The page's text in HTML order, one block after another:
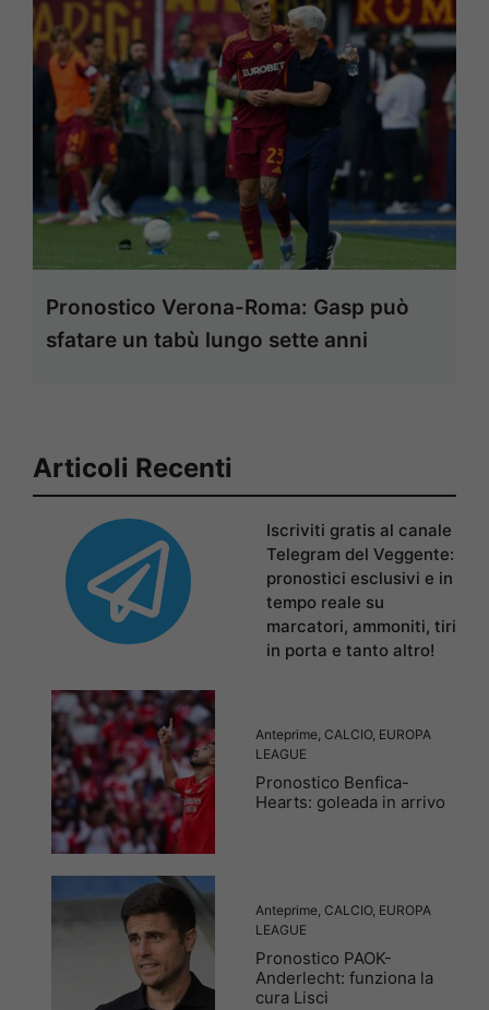
Pronostico Verona-Roma: Gasp può
sfatare un tabù lungo sette anni
Articoli Recenti
Iscriviti gratis al canale
Telegram del Veggente:
pronostici esclusivi e in
tempo reale su
marcatori, ammoniti, tiri
in porta e tanto altro!
Anteprime, CALCIO, EUROPA
LEAGUE
Pronostico Benfica-
Hearts: goleada in arrivo
Anteprime, CALCIO, EUROPA
LEAGUE
Pronostico PAOK-
Anderlecht: funziona la
cura Lisci